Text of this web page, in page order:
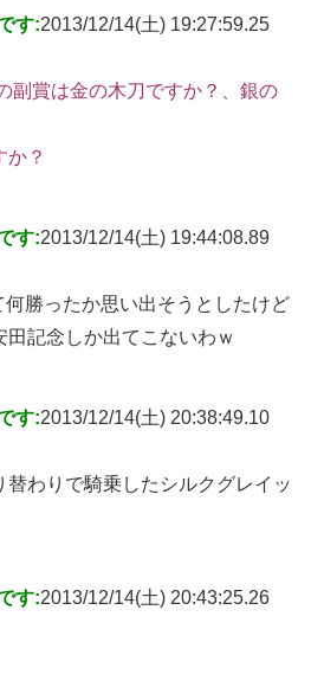
す:2013/12/14(土) 19:27:59.25
副賞は金の木刀ですか？、銀の
か？
す:2013/12/14(土) 19:44:08.89
勝ったか思い出そうとしたけど
記念しか出てこないわｗ
す:2013/12/14(土) 20:38:49.10
わりで騎乗したシルクグレイッ
す:2013/12/14(土) 20:43:25.26